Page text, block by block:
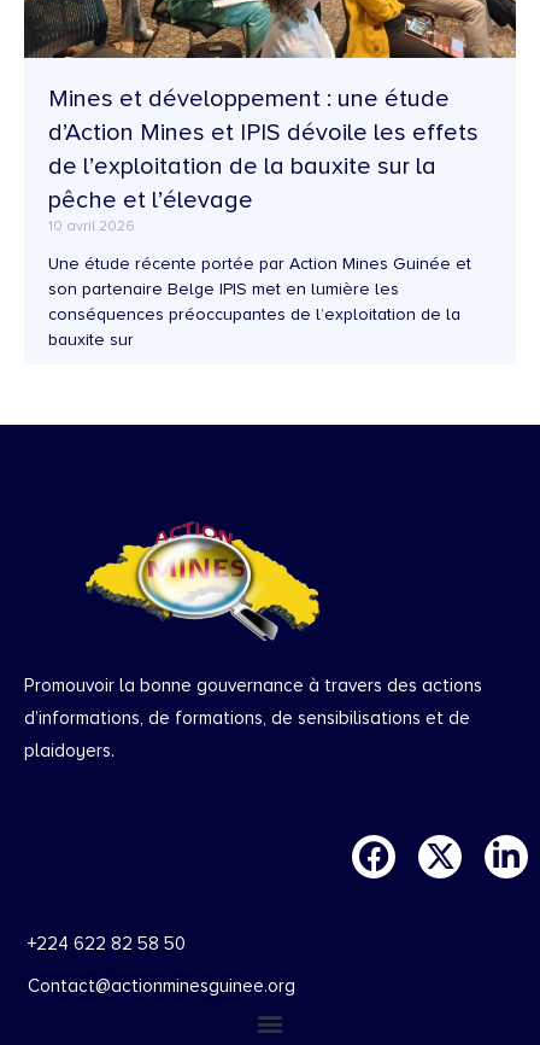
Mines et développement : une étude
d’Action Mines et IPIS dévoile les effets
de l’exploitation de la bauxite sur la
pêche et l’élevage
10 avril 2026
Une étude récente portée par Action Mines Guinée et
son partenaire Belge IPIS met en lumière les
conséquences préoccupantes de l’exploitation de la
bauxite sur
Promouvoir la bonne gouvernance à travers des actions
d’informations, de formations, de sensibilisations et de
plaidoyers.
+224 622 82 58 50
Contact@actionminesguinee.org